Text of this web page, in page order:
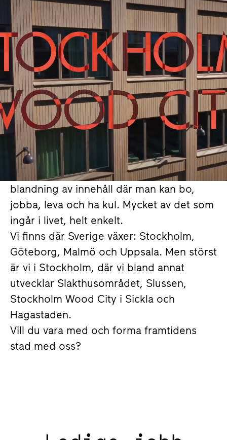
Vi utvecklar
framtidens stad.
Vill du vara
med?
Många av oss jobbar på Atrium Ljungberg
för att vara en del av något större.
Vi bygger inte hus, vi bygger städer.
Levande och hållbara platser med en
blandning av innehåll där man kan bo,
jobba, leva och ha kul. Mycket av det som
ingår i livet, helt enkelt.
Vi finns där Sverige växer: Stockholm,
Göteborg, Malmö och Uppsala. Men störst
är vi i Stockholm, där vi bland annat
utvecklar Slakthusområdet, Slussen,
Stockholm Wood City i Sickla och
Hagastaden.
Vill du vara med och forma framtidens
stad med oss?